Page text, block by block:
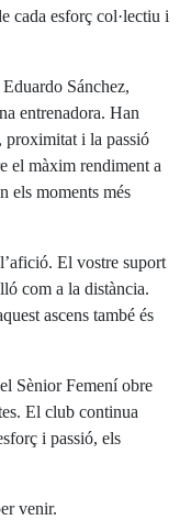
cada esforç col·lectiu i
Sánchez,
entrenadora. Han
proximitat i la passió
el màxim rendiment a
els moments més
El vostre suport
com a la distància.
ascens també és
Sènior Femení obre
El club continua
i passió, els
venir.